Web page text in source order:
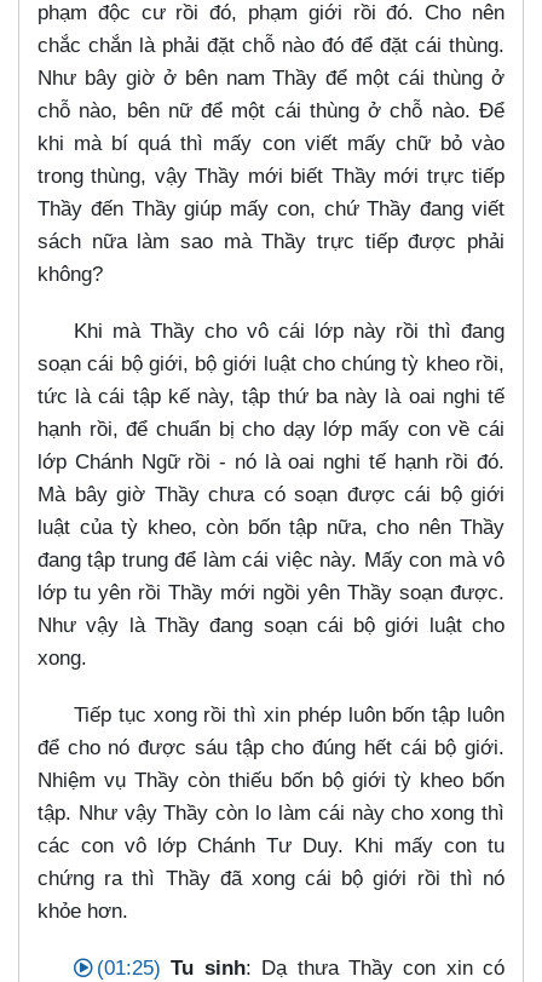
phạm độc cư rồi đó, phạm giới rồi đó. Cho nên
chắc chắn là phải đặt chỗ nào đó để đặt cái thùng.
Như bây giờ ở bên nam Thầy để một cái thùng ở
chỗ nào, bên nữ để một cái thùng ở chỗ nào. Để
khi mà bí quá thì mấy con viết mấy chữ bỏ vào
trong thùng, vậy Thầy mới biết Thầy mới trực tiếp
Thầy đến Thầy giúp mấy con, chứ Thầy đang viết
sách nữa làm sao mà Thầy trực tiếp được phải
không?
Khi mà Thầy cho vô cái lớp này rồi thì đang
soạn cái bộ giới, bộ giới luật cho chúng tỳ kheo rồi,
tức là cái tập kế này, tập thứ ba này là oai nghi tế
hạnh rồi, để chuẩn bị cho dạy lớp mấy con về cái
lớp Chánh Ngữ rồi - nó là oai nghi tế hạnh rồi đó.
Mà bây giờ Thầy chưa có soạn được cái bộ giới
luật của tỳ kheo, còn bốn tập nữa, cho nên Thầy
đang tập trung để làm cái việc này. Mấy con mà vô
lớp tu yên rồi Thầy mới ngồi yên Thầy soạn được.
Như vậy là Thầy đang soạn cái bộ giới luật cho
xong.
Tiếp tục xong rồi thì xin phép luôn bốn tập luôn
để cho nó được sáu tập cho đúng hết cái bộ giới.
Nhiệm vụ Thầy còn thiếu bốn bộ giới tỳ kheo bốn
tập. Như vậy Thầy còn lo làm cái này cho xong thì
các con vô lớp Chánh Tư Duy. Khi mấy con tu
chứng ra thì Thầy đã xong cái bộ giới rồi thì nó
khỏe hơn.
(01:25) Tu sinh: Dạ thưa Thầy con xin có